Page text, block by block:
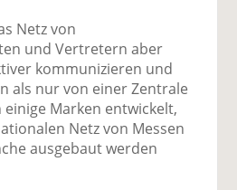
Netz von
und Vertretern aber
kommunizieren und
als nur von einer Zentrale
Marken entwickelt,
Netz von Messen
ausgebaut werden